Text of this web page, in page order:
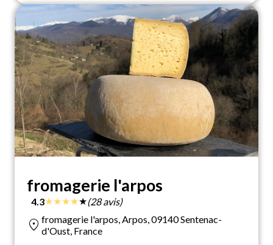
fromagerie l'arpos
4.3★★★★★(28 avis)
location_on fromagerie l'arpos, Arpos, 09140 Sentenac-
d'Oust, France